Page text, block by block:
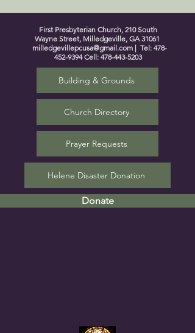
First Presbyterian Church, 210 South
Wayne Street, Milledgeville, GA 31061
milledgevillepcusa@gmail.com | Tel: 478-
452-9394Cell: 478-443-5203
Building & Grounds
Church Directory
Prayer Requests
Helene Disaster Donation
Donate